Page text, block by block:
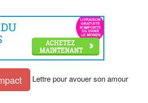
Lettre pour avouer son amour